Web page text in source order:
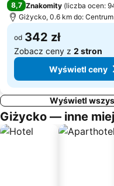
8,7 Znakomity (liczba ocen:
Giżycko, 0.6 km do: Centrum
od 342 zł
Zobacz ceny z 2 stron
Wyświetl ceny
Wyświetl
Giżycko — inne